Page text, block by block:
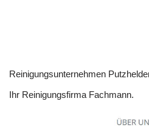
Reinigungsunternehmen
Ihr Reinigungsfirma Fachmann.